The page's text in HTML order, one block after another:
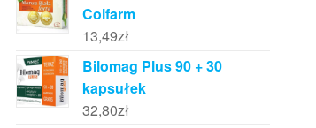
Colfarm
13,49zł
Bilomag Plus 90 + 30
kapsułek
32,80zł